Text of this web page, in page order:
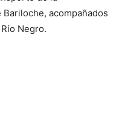
acompañados
Negro.